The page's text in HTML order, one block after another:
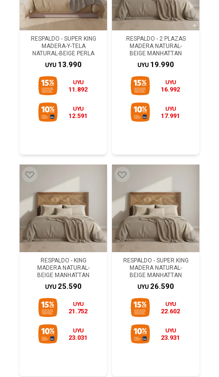
RESPALDO - SUPER KING
MADERA-Y-TELA
NATURAL-BEIGE PERLA
UYU 13.990
UYU
11.892
UYU
12.591
RESPALDO - 2 PLAZAS
MADERA NATURAL-
BEIGE MANHATTAN
UYU 19.990
UYU
16.992
UYU
17.991
RESPALDO - KING
MADERA NATURAL-
BEIGE MANHATTAN
UYU 25.590
UYU
21.752
UYU
23.031
RESPALDO - SUPER KING
MADERA NATURAL-
BEIGE MANHATTAN
UYU 26.590
UYU
22.602
UYU
23.931